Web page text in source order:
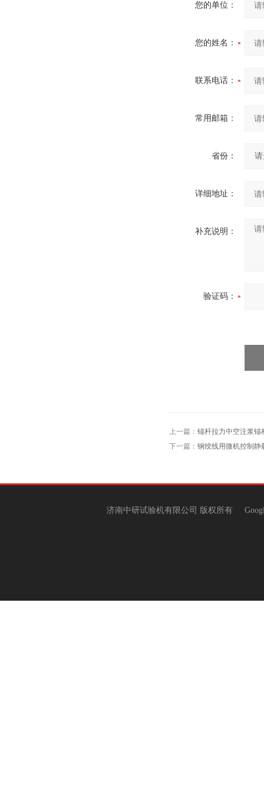
您的单位：
您的姓名：
联系电话：
常用邮箱：
省份：
详细地址：
补充说明：
验证码：
上一篇： 锚杆拉力中空注浆锚
下一篇： 钢绞线用微机控制静
济南中研试验机有限公司 版权所有